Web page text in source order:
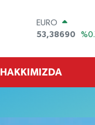
EURO
53,38690
6862,09000
BİST100
HAKKIMIZDA